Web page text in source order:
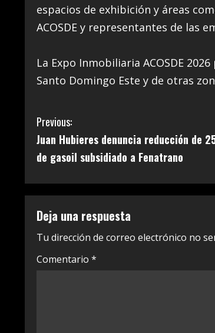
espacios de exhibición y áreas
ACOSDE y representantes de las
La Expo Inmobiliaria ACOSDE
Santo Domingo Este y de otras
C
o
t
i
n
Previous:
Juan Hubieres denuncia reducción de
de gasoil subsidiado a Fenatrano
Deja una respuesta
Tu dirección de correo electrónico no
Comentario *